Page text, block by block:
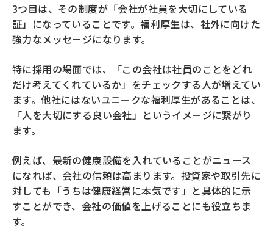
3つ目は、その制度が「会社が社員を大切にしている
証」になっていることです。福利厚生は、社外に向けた
強力なメッセージになります。
特に採用の場面では、「この会社は社員のことをどれ
だけ考えてくれているか」をチェックする人が増えてい
ます。他社にはないユニークな福利厚生があることは、
「人を大切にする良い会社」というイメージに繋がり
ます。
例えば、最新の健康設備を入れていることがニュース
になれば、会社の信頼は高まります。投資家や取引先に
対しても「うちは健康経営に本気です」と具体的に示
すことができ、会社の価値を上げることにも役立ちま
す。